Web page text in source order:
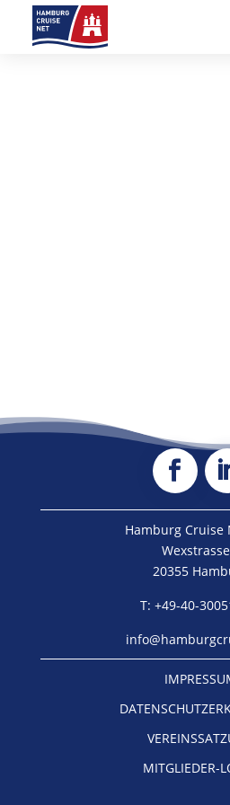
Hamburg Cruise
20355
T: +49-40-
MITGLIEDER-